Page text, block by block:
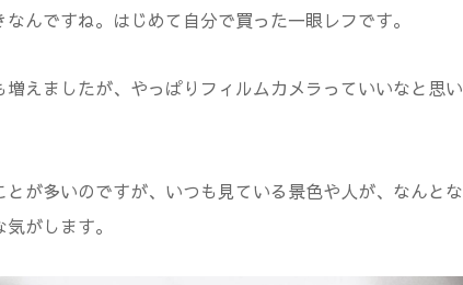
んですね。はじめて自分で買った一眼レフです。
えましたが、やっぱりフィルムカメラっていいなと思い
が多いのですが、いつも見ている景色や人が、なんとな
がします。